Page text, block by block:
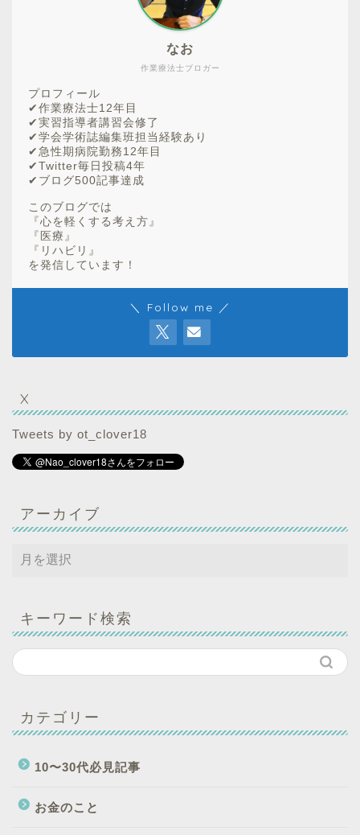
作業療法士ブロガー
なお
プロフィール
✔︎作業療法士12年目
✔︎実習指導者講習会修了
✔︎学会学術誌編集班担当経験あり
✔︎急性期病院勤務12年目
✔︎Twitter毎日投稿4年
✔︎ブログ500記事達成
このブログでは
『心を軽くする考え方』
『医療』
『リハビリ』
を発信しています！
＼ Follow me ／
X
Tweets by ot_clover18
アーカイブ
キーワード検索
カテゴリー
10〜30代必見記事
お金のこと